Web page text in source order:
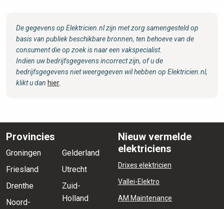
De gegevens op Elektricien.nl zijn met zorg samengesteld op
basis van publiek beschikbare bronnen, ten behoeve van de
consument die op zoek is naar een vakspecialist.
Indien uw bedrijfsgegevens incorrect zijn, of u de
bedrijfsgegevens niet weergegeven wil hebben op Elektricien.nl,
klikt u dan hier
Provincies
Groningen
Friesland
Drenthe
Noord-
Gelderland
Utrecht
Zuid-
Holland
Nieuw vermelde
elektriciens
Drixes elektricien
Vallei-Elektro
AM Maintenance